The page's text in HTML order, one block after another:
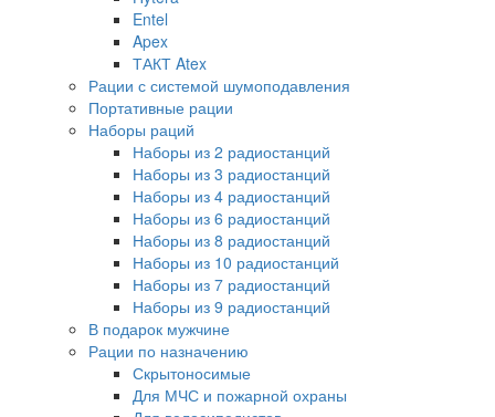
Entel
Apex
ТАКТ Atex
Рации с системой шумоподавления
Портативные рации
Наборы раций
Наборы из 2 радиостанций
Наборы из 3 радиостанций
Наборы из 4 радиостанций
Наборы из 6 радиостанций
Наборы из 8 радиостанций
Наборы из 10 радиостанций
Наборы из 7 радиостанций
Наборы из 9 радиостанций
В подарок мужчине
Рации по назначению
Скрытоносимые
Для МЧС и пожарной охраны